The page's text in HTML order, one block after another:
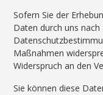
Sofern Sie der
Daten durch uns
Maßnahmen
Widerspruch an den
Sie können diese